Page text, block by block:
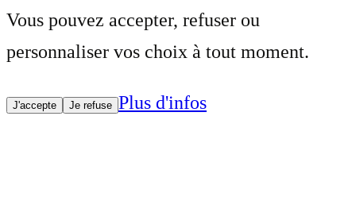
Vous pouvez accepter, refuser ou
personnaliser vos choix à tout moment.
J'accepte Je refuse Plus d'infos